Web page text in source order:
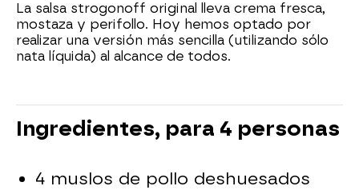
La salsa strogonoff original lleva crema fresca,
mostaza y perifollo. Hoy hemos optado por
realizar una versión más sencilla (utilizando sólo
nata líquida) al alcance de todos.
Ingredientes, para 4 personas
4 muslos de pollo deshuesados